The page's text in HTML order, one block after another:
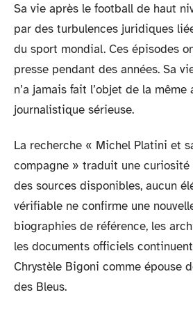
Sa vie après le football de haut
par des turbulences juridiques
du sport mondial. Ces épisodes
presse pendant des années. Sa
n’a jamais fait l’objet de la
journalistique sérieuse.
La recherche « Michel Platini et
compagne » traduit une curiosité
des sources disponibles, aucun
vérifiable ne confirme une
biographies de référence, les
les documents officiels
Chrystèle Bigoni comme épouse
des Bleus.